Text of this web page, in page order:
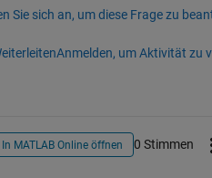
Sie sich an, um diese Frage zu
Anmelden, um Aktivität zu
In MATLAB Online öffnen 0 Stimmen